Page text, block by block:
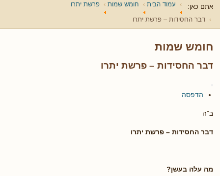
אתם כאן: עמוד הבית חומש שמות פרשת יתרו
דבר החסידות – פרשת יתרו
חומש שמות
דבר החסידות – פרשת יתרו
הדפסה
ב"ה
דבר החסידות – פרשת יתרו
מה עלה בעשן?